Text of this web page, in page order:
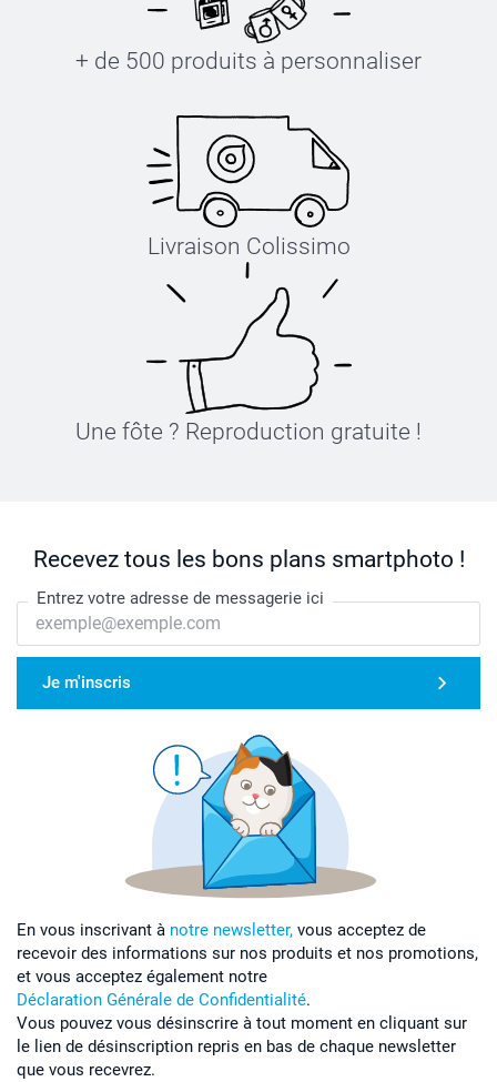
+ de 500 produits à personnaliser
Livraison Colissimo
Une fôte ? Reproduction gratuite !
Recevez tous les bons plans smartphoto !
Entrez votre adresse de messagerie ici
Je m'inscris
En vous inscrivant à notre newsletter, vous acceptez de
recevoir des informations sur nos produits et nos promotions,
et vous acceptez également notre
Déclaration Générale de Confidentialité.
Vous pouvez vous désinscrire à tout moment en cliquant sur
le lien de désinscription repris en bas de chaque newsletter
que vous recevrez.